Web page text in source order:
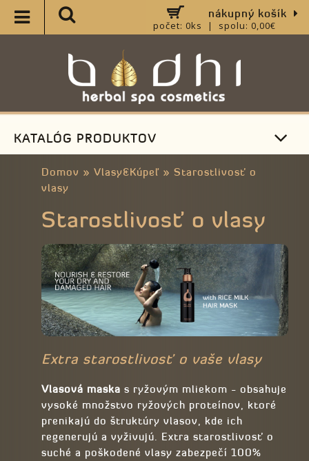
nákupný košík
počet: 0ks | spolu: 0,00€
KATALÓG PRODUKTOV
Domov » Vlasy&Kúpeľ » Starostlivosť o
vlasy
Starostlivosť o vlasy
Extra starostlivosť o vaše vlasy
Vlasová maska s ryžovým mliekom - obsahuje
vysoké množstvo ryžových proteínov, ktoré
prenikajú do štruktúry vlasov, kde ich
regenerujú a vyživujú. Extra starostlivosť o
suché a poškodené vlasy zabezpečí 100%